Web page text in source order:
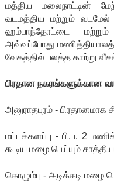
மத்திய மலைநாட்டின்
வடமத்திய மற்றும்
ஹம்பாந்தோட்டை
அவ்வப்போது
வேகத்தில் பலத்த காற்று
பிரதான நகரங்களுக்கான
அனுராதபுரம் -
மட்டக்களப்பு - பி.ப. 2
கூடிய மழை பெய்யும்
கொழும்பு - அடிக்கடி மழை